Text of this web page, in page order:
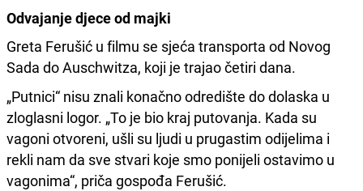
Odvajanje djece od majki
Greta Ferušić u filmu se sjeća transporta od Novog
Sada do Auschwitza, koji je trajao četiri dana.
„Putnici“ nisu znali konačno odredište do dolaska u
zloglasni logor. „To je bio kraj putovanja. Kada su
vagoni otvoreni, ušli su ljudi u prugastim odijelima i
rekli nam da sve stvari koje smo ponijeli ostavimo u
vagonima“, priča gospođa Ferušić.